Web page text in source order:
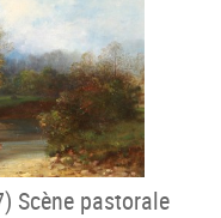
Scène pastorale